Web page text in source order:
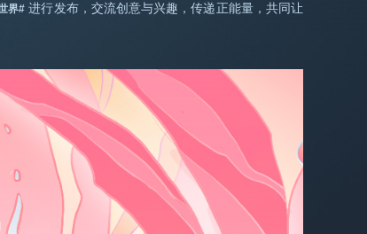
界# 进行发布，交流创意与兴趣，传递正能量，共同让